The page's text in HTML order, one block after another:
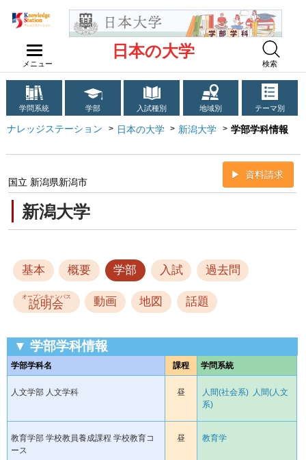
メニュー
日本の大学
検索
学問系統 学部 入試種別 地域別 テーマ別
ナレッジステーション 日本の大学 新潟大学 学部学科情報
新潟大学
国立 新潟県新潟市
資料請求
基本 概要 学部 入試 過去問
オープンキャンパス
説明会 動画 地図 話題
▼ 学部学科情報
学部学科名 課程 学問系統
人文学部 人文学科 昼 人間(社会系) 人間(人文
系)
教育学部 学校教員養成課程 学校教育コ
ース
昼 教育学